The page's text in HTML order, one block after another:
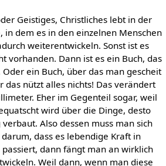
Geistiges, Christliches lebt in der
in dem es in den einzelnen Menschen
weiterentwickeln. Sonst ist es
vorhanden. Dann ist es ein Buch, das
ein Buch, über das man gescheit
das nützt alles nichts! Das verändert
Eher im Gegenteil sogar, weil
wird über die Dinge, desto
Also dessen muss man sich
dass es lebendige Kraft in
dann fängt man an wirklich
Weil dann, wenn man diese